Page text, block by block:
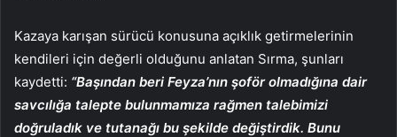
Kazaya karışan sürücü konusuna açıklık getirmelerinin
kendileri için değerli olduğunu anlatan Sırma, şunları
kaydetti: “Başından beri Feyza’nın şoför olmadığına dair
savcılığa talepte bulunmamıza rağmen talebimizi
doğruladık ve tutanağı bu şekilde değiştirdik. Bunu